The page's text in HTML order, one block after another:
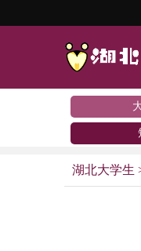
湖北大学生